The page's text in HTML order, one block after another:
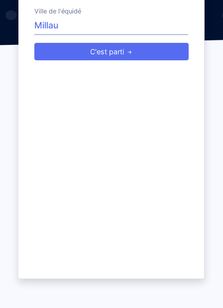
Ville de l'équidé
C'est parti